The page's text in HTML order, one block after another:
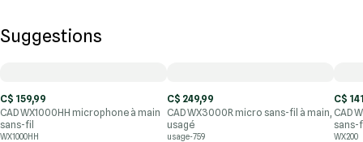
Suggestions
C$ 159,99
CAD WX1000HH microphone à main
sans-fil
WX1000HH
C$ 249,99
CAD WX3000R micro sans-fil à main,
usagé
usage-759
C$
CAD
sans-
WX200